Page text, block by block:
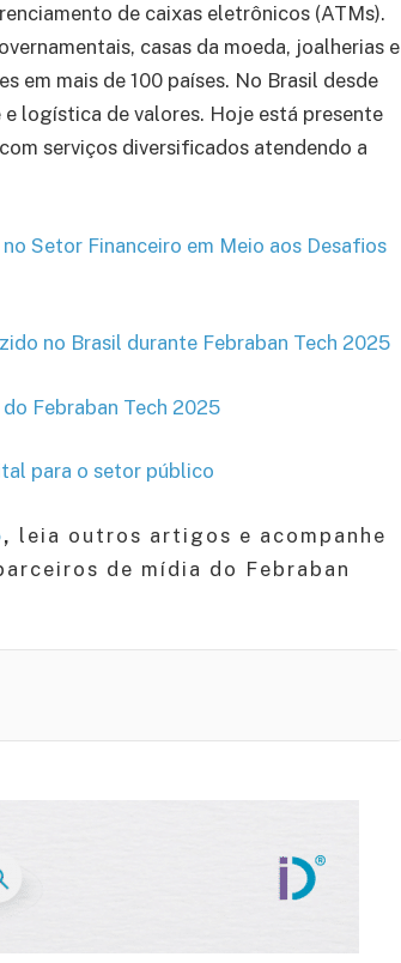
de caixas eletrônicos (ATMs).
casas da moeda, joalherias e
em mais de 100 países. No Brasil desde
e logística de valores. Hoje está presente
serviços diversificados atendendo a
Setor Financeiro em Meio aos Desafios
no Brasil durante Febraban Tech 2025
Febraban Tech 2025
para o setor público
, leia outros artigos e acompanhe
de mídia do Febraban